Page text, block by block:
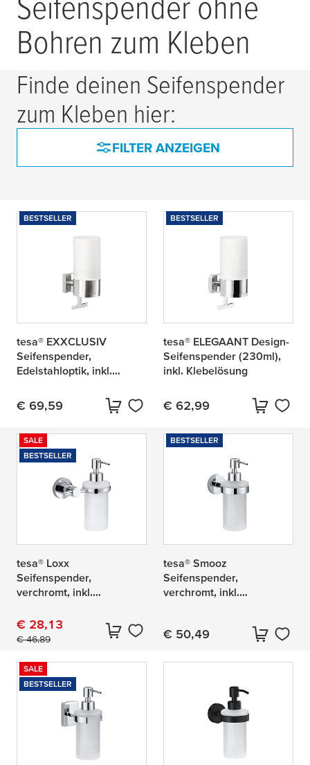
Bohren zum Kleben
Finde deinen Seifenspender
zum Kleben hier:
FILTER ANZEIGEN
BESTSELLER
tesa® EXXCLUSIV
Seifenspender,
Edelstahloptik, inkl.
Aktueller Preis:
€ 69,59
BESTSELLER
tesa® ELEGAANT Design-
Seifenspender (230ml),
inkl. Klebelösung
Aktueller Preis:
€ 62,99
SALE
BESTSELLER
tesa® Loxx
Seifenspender,
verchromt, inkl.
Aktueller Preis:
€ 28,13
Originalpreis:
€ 46,89
BESTSELLER
tesa® Smooz
Seifenspender,
verchromt, inkl.
Aktueller Preis:
€ 50,49
SALE
BESTSELLER